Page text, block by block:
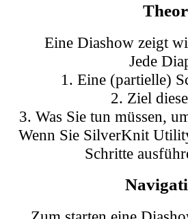
Eine Diashow zeigt
Jede
1. Eine (partielle)
2. Ziel
3. Was Sie tun müssen,
Wenn Sie SilverKnit
Schritte